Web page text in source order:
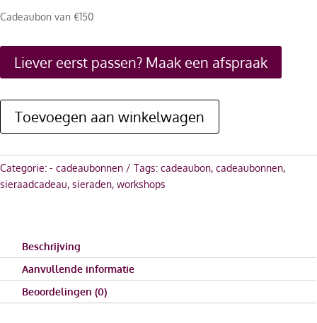
Cadeaubon van €150
Liever eerst passen? Maak een afspraak
Toevoegen aan winkelwagen
Categorie: - cadeaubonnen Tags: cadeaubon, cadeaubonnen,
sieraadcadeau, sieraden, workshops
Beschrijving
Aanvullende informatie
Beoordelingen (0)